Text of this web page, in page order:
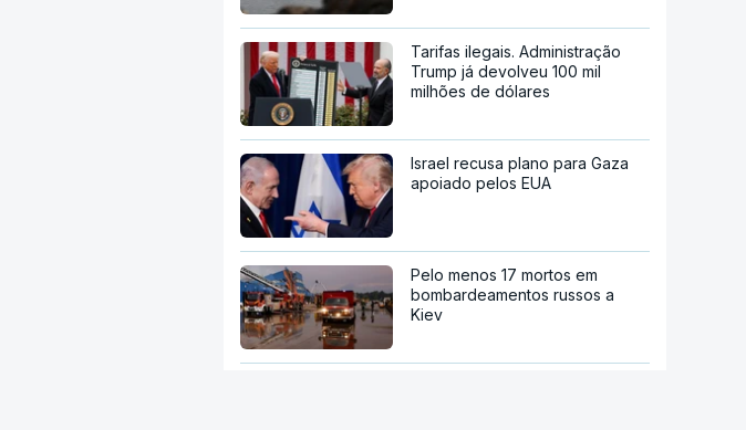
Tarifas ilegais. Administração
Trump já devolveu 100 mil
milhões de dólares
Israel recusa plano para Gaza
apoiado pelos EUA
Pelo menos 17 mortos em
bombardeamentos russos a
Kiev